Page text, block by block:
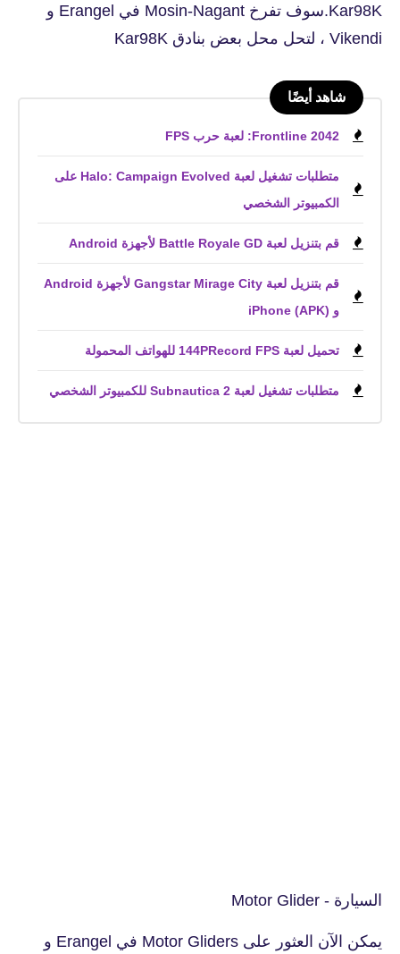
Kar98K.سوف تفرخ Mosin-Nagant في Erangel و
Vikendi ، لتحل محل بعض بنادق Kar98K
شاهد أيضًا
Frontline 2042: لعبة حرب FPS
متطلبات تشغيل لعبة Halo: Campaign Evolved على
الكمبيوتر الشخصي
قم بتنزيل لعبة Battle Royale GD لأجهزة Android
قم بتنزيل لعبة Gangstar Mirage City لأجهزة Android
و iPhone (APK)
تحميل لعبة 144PRecord FPS للهواتف المحمولة
متطلبات تشغيل لعبة Subnautica 2 للكمبيوتر الشخصي
السيارة - Motor Glider
يمكن الآن العثور على Motor Gliders في Erangel و